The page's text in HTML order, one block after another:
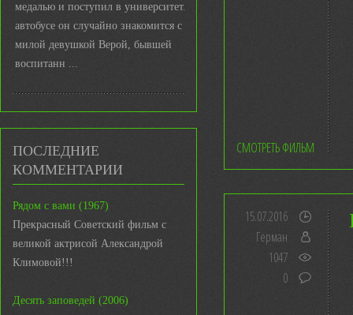
медалью и поступил в университет. В
автобусе он случайно знакомится с
милой девушкой Верой, бывшей
воспитанн ...
ПОСЛЕДНИЕ
КОММЕНТАРИИ
Рядом с вами (1967)
Прекрасный Советский фильм с
великой актрисой Александрой
Климовой!!!
Десять заповедей (2006)
СМОТРЕТЬ ФИЛЬМ
15.07.2016
Герман
1047
0